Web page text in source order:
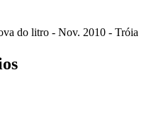
do litro - Nov. 2010 - Tróia